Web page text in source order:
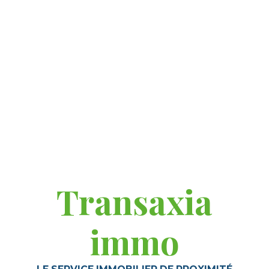
Transaxia
immo